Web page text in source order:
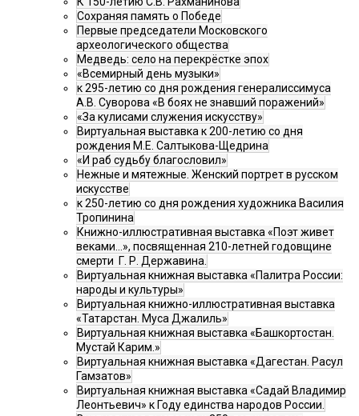
Сохраняя память о Победе
Первые председатели Московского
археологического общества
Медведь: село на перекрёстке эпох
«Всемирный день музыки»
к 295-летию со дня рождения генералиссимуса
А.В. Суворова «В боях не знавший поражений»
«За кулисами служения искусству»
Виртуальная выставка к 200-летию со дня
рождения М.Е. Салтыкова-Щедрина
«И раб судьбу благословил»
Нежные и мятежные. Женский портрет в русском
искусстве
к 250-летию со дня рождения художника Василия
Тропинина
Книжно-иллюстративная выставка «Поэт живет
веками…», посвященная 210-летней годовщине
смерти Г. Р. Державина.
Виртуальная книжная выставка «Палитра России:
народы и культуры»
Виртуальная книжно-иллюстративная выставка
«Татарстан. Муса Джалиль»
Виртуальная книжная выставка «Башкортостан.
Мустай Карим.»
Виртуальная книжная выставка «Дагестан. Расул
Гамзатов»
Виртуальная книжная выставка «Садай Владимир
Леонтьевич» к Году единства народов России.